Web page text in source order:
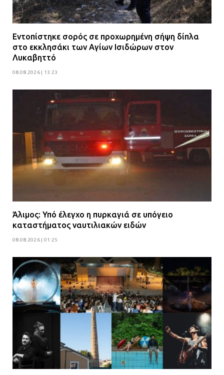
Εντοπίστηκε σορός σε προχωρημένη σήψη δίπλα
στο εκκλησάκι των Αγίων Ισιδώρων στον
Λυκαβηττό
08.08.2026 | 13:23
Άλιμος: Υπό έλεγχο η πυρκαγιά σε υπόγειο
καταστήματος ναυτιλιακών ειδών
08.08.2026 | 01:25